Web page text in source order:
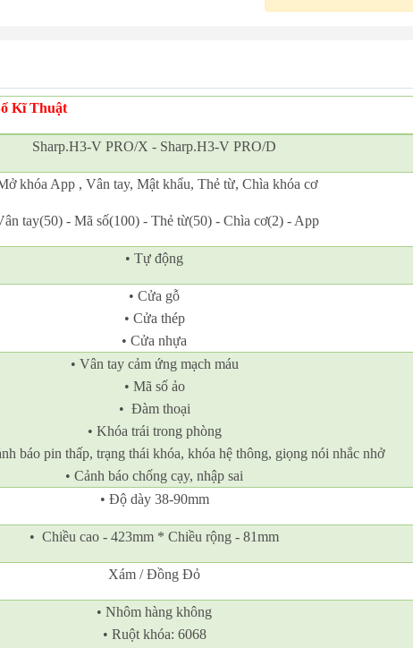
Kĩ Thuật
Sharp.H3-V PRO/X - Sharp.H3-V PRO/D
khóa App , Vân tay, Mật khẩu, Thẻ từ, Chìa khóa cơ
tay(50) - Mã số(100) - Thẻ từ(50) - Chìa cơ(2) - App
• Tự động
• Cửa gỗ
• Cửa thép
• Cửa nhựa
• Vân tay cảm ứng mạch máu
• Mã số ảo
• Đàm thoại
• Khóa trái trong phòng
báo pin thấp, trạng thái khóa, khóa hệ thông, giọng nói nhắc nhở
• Cảnh báo chống cạy, nhập sai
• Độ dày 38-90mm
• Chiều cao - 423mm * Chiều rộng - 81mm
Xám / Đồng Đỏ
• Nhôm hàng không
• Ruột khóa: 6068